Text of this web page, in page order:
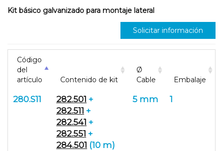
Kit básico galvanizado para montaje lateral
Solicitar información
Código
del
artículo
Contenido de kit
Ø
Cable
Embalaje
280.S11 282.501 +
282.511 +
282.541 +
282.551 +
284.501 (10 m)
5 mm 1